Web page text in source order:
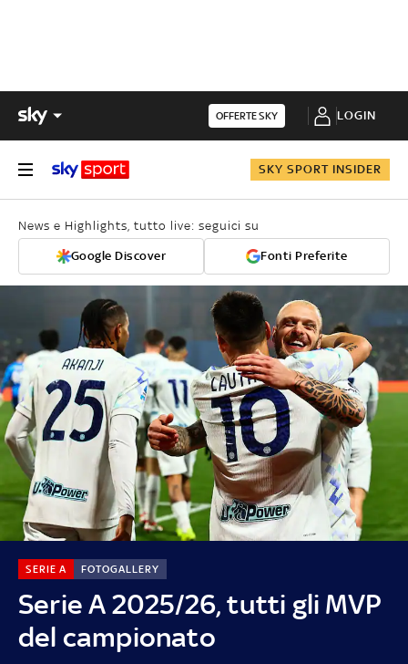
OFFERTE SKY LOGIN
SKY SPORT INSIDER
News e Highlights, tutto live: seguici su
Google Discover Fonti Preferite
Serie A 2025/26, tutti gli MVP
del campionato
SERIE A FOTOGALLERY